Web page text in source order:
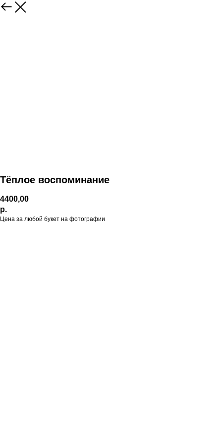
Тёплое воспоминание
4400,00
р.
Цена за любой букет на фотографии